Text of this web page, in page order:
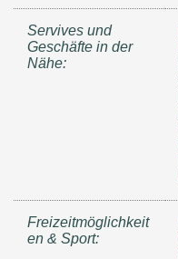
Servives und
Geschäfte in der
Nähe:
Freizeitmöglichkeit
en & Sport: